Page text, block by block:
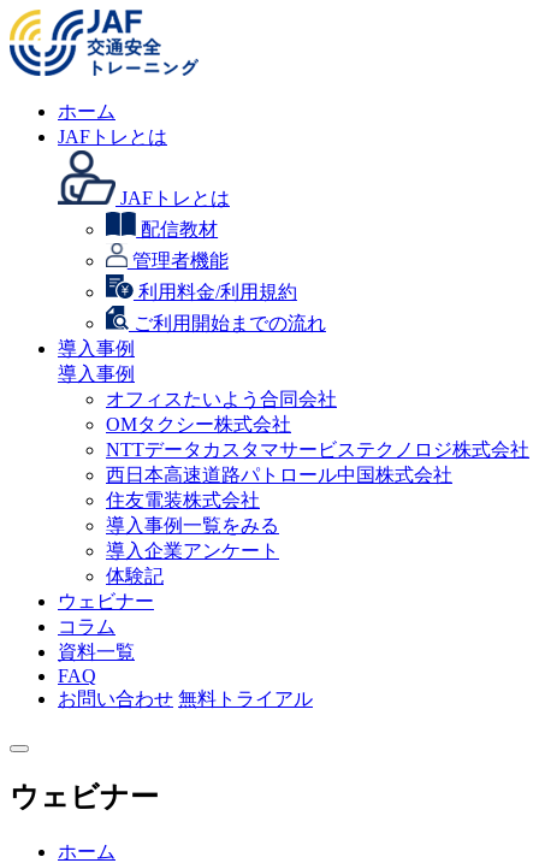
ホーム
JAFトレとは
JAFトレとは
配信教材
管理者機能
利用料金/利用規約
ご利用開始までの流れ
導入事例
導入事例
オフィスたいよう合同会社
OMタクシー株式会社
NTTデータカスタマサービステクノロジ株式会社
西日本高速道路パトロール中国株式会社
住友電装株式会社
導入事例一覧をみる
導入企業アンケート
体験記
ウェビナー
コラム
資料一覧
FAQ
お問い合わせ 無料トライアル
ウェビナー
ホーム